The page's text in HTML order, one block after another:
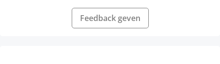
Feedback geven